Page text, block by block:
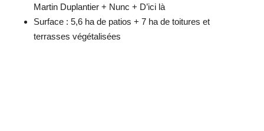
Martin Duplantier + Nunc + D’ici là
Surface : 5,6 ha de patios + 7 ha de toitures et
terrasses végétalisées